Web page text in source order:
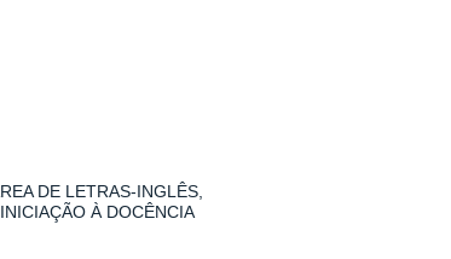
DE LETRAS-INGLÊS,
À DOCÊNCIA